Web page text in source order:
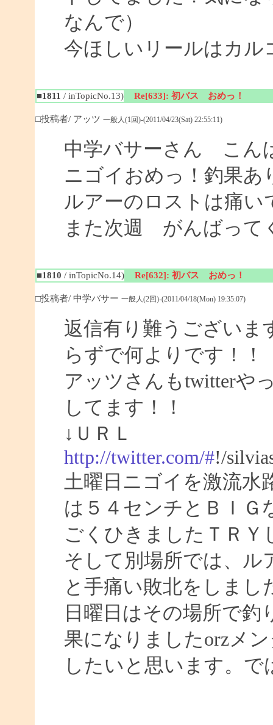
なんで）
今ほしいリールはカル
■1811 / inTopicNo.13) Re[633]: 初バス おめっ！
□投稿者/ アッツ 一般人(1回)-(2011/04/23(Sat) 22:55:11)
中学バサーさん こん
ニゴイおめっ！釣果あ
ルアーのロストは痛い
また次週 がんばって
■1810 / inTopicNo.14) Re[632]: 初バス おめっ！
□投稿者/ 中学バサー 一般人(2回)-(2011/04/18(Mon) 19:35:07)
返信有り難うございま
らずで何よりです！！
アッツさんもtwitterや
してます！！
↓ＵＲＬ
http://twitter.com/#!/
土曜日ニゴイを激流水
は５４センチとＢＩＧ
ごくひきましたＴＲ
そして別場所では、ル
と手痛い敗北をしまし
日曜日はその場所で
果になりましたorzメ
したいと思います。で